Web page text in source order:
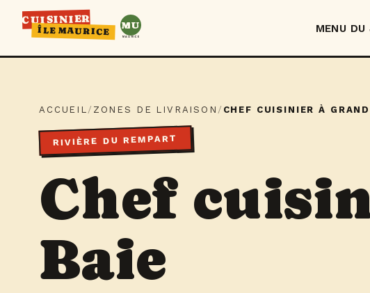
CUISINIER
ÎLE MAURICE MU
MAURICE
MENU DU
ACCUEIL / ZONES DE LIVRAISON / CHEF CUISINIER À
RIVIÈRE DU REMPART
Chef
Baie